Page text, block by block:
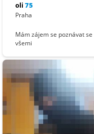
oli 75
Praha
Mám zájem se poznávat se
všemi